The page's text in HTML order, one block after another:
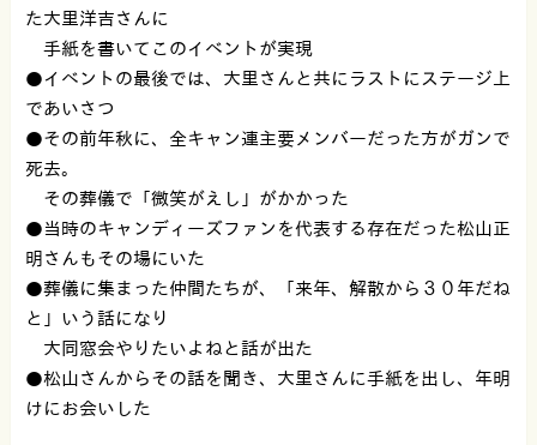
た大里洋吉さんに
手紙を書いてこのイベントが実現
●イベントの最後では、大里さんと共にラストにステージ上
であいさつ
●その前年秋に、 全キャン連主要メンバーだった方がガンで
死去。
その葬儀で「微笑がえし」がかかった
●当時のキャンディーズファンを代表する存在だった松山正
明さんもその場にいた
●葬儀に集まった仲間たちが、「来年、解散から３０年だね
と」いう話になり
大同窓会やりたいよねと話が出た
●松山さんからその話を聞き、大里さんに手紙を出し、年明
けにお会いした